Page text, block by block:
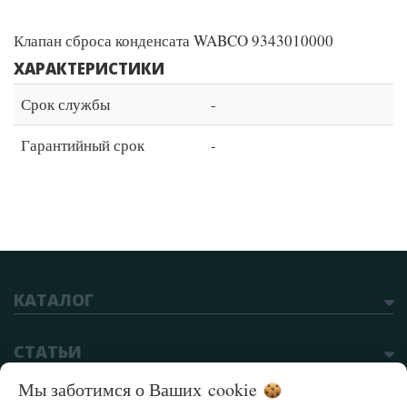
Клапан сброса конденсата WABCO 9343010000
ХАРАКТЕРИСТИКИ
Срок службы
-
Гарантийный срок
-
КАТАЛОГ
СТАТЬИ
Мы заботимся о Ваших cookie